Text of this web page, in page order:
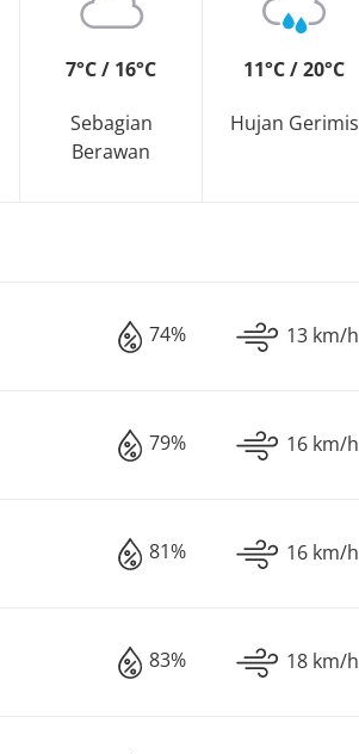
7°C / 16°C
Sebagian
Berawan
11°C / 20°C
Hujan Gerimis
74% 13 km/h
79% 16 km/h
81% 16 km/h
83% 18 km/h